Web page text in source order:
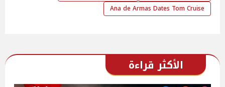
Ana de Armas Dates Tom Cruise
الأكثر قراءة